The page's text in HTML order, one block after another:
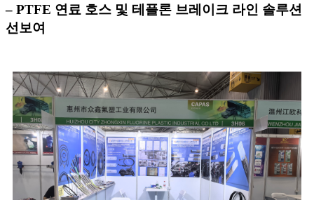
– PTFE 연료 호스 및 테플론 브레이크 라인 솔루션
선보여